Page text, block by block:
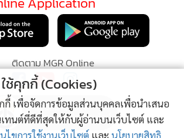
เขาเปลี่ยน คุณพี่ยังอุทธรณ์อีกเหรอ?“
ร่” สะอื้นไห้ ต้องเลือกโลง บ้านหลังสุดท้าย
ซ์”
ข่าวอื่นในหมวด
ช้คุกกี้ (Cookies)
กี้ เพื่อจัดการข้อมูลส่วนบุคคลเพื่อนำเสนอ
ทนต์ที่ดีที่สุดให้กับผู้อ่านบนเว็บไซต์ และ
ไขการใช้งานเว็บไซต์ และ นโยบายสิทธิ